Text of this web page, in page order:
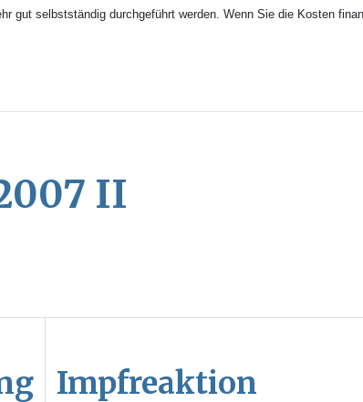
gut selbstständig durchgeführt werden. Wenn Sie die Kosten
II
Impfreaktion